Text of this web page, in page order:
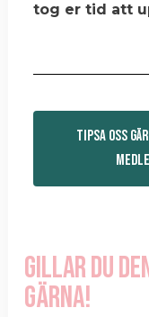
tog er tid att
TIPSA OSS
Gillar du
gärna!